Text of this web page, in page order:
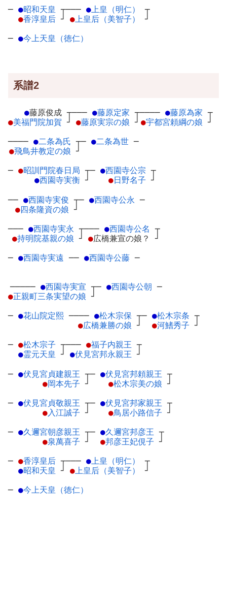
─ ●昭和天皇 ┬
●香淳皇后 ┘
─── ● 上皇（明仁）
┬
● 上皇后（美智子） ┘
─ ●今上天皇（徳仁）
系譜2
●藤原俊成 ┬
●美福門院加賀 ┘
─── ●藤原定家 ┬
●藤原実宗の娘 ┘
──── ●藤原為家 ┬
●宇都宮頼綱の娘 ┘
──── ●二条為氏 ┬
●飛鳥井教定の娘 ┘
─ ●二条為世 ─
─ ●昭訓門院春日局 ┬
●西園寺実衡 ┘
─ ●西園寺公宗 ┬
●日野名子 ┘
── ●西園寺実俊 ┬
●四条隆資の娘 ┘
─ ●西園寺公永 ─
─── ●西園寺実永 ┬
●持明院基親の娘 ┘
─── ●西園寺公名 ┬
●広橋兼宣の娘？ ┘
─ ●西園寺実遠 ── ●西園寺公藤 ─
───── ●西園寺実宣 ┬
●正親町三条実望の娘 ┘
─ ●西園寺公朝 ─
─ ●花山院定熙 ──── ●松木宗保 ┬
●広橋兼勝の娘 ┘
─ ●松木宗条 ┬
●河鰭秀子 ┘
─ ●松木宗子 ┬
●霊元天皇 ┘
─── ●福子内親王 ┬
●伏見宮邦永親王 ┘
─ ●伏見宮貞建親王 ┬
●岡本先子 ┘
─ ●伏見宮邦頼親王 ┬
●松木宗美の娘 ┘
─ ●伏見宮貞敬親王 ┬
●入江誠子 ┘
─ ●伏見宮邦家親王 ┬
●鳥居小路信子 ┘
─ ●久邇宮朝彦親王 ┬
●泉萬喜子 ┘
─ ●久邇宮邦彦王 ┬
●邦彦王妃俔子 ┘
─ ●香淳皇后 ┬
●昭和天皇 ┘
─── ●上皇（明仁）
┬
●上皇后（美智子） ┘
─ ●今上天皇（徳仁）